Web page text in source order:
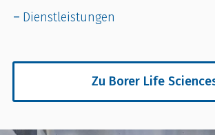
Dienstleistungen
Zu Borer Life